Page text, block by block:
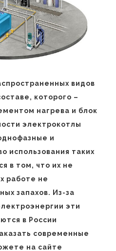
видов
которого –
нагрева и блок
электрокотлы
и
использования таких
в том, что их не
работе не
запахов. Из-за
эти
в России
современные
на сайте